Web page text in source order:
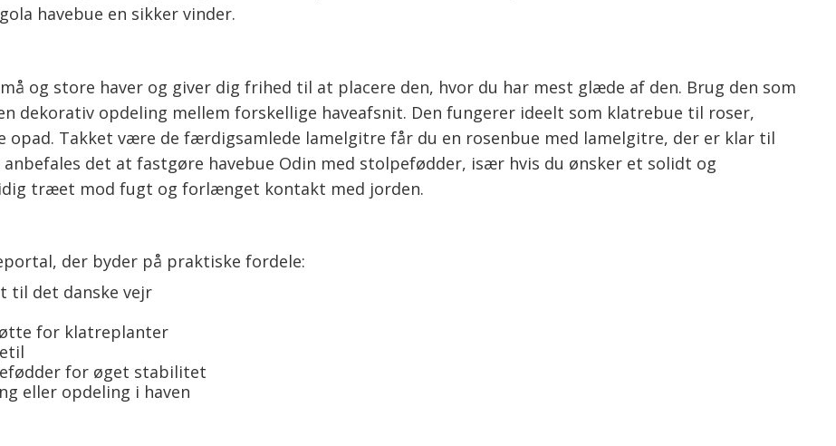
havebue en sikker vinder.
og store haver og giver dig frihed til at placere den, hvor du har mest glæde af den. Brug den som
dekorativ opdeling mellem forskellige haveafsnit. Den fungerer ideelt som klatrebue til roser,
opad. Takket være de færdigsamlede lamelgitre får du en rosenbue med lamelgitre, der er klar til
det at fastgøre havebue Odin med stolpefødder, især hvis du ønsker et solidt og
træet mod fugt og forlænget kontakt med jorden.
der byder på praktiske fordele:
det danske vejr
for klatreplanter
for øget stabilitet
eller opdeling i haven